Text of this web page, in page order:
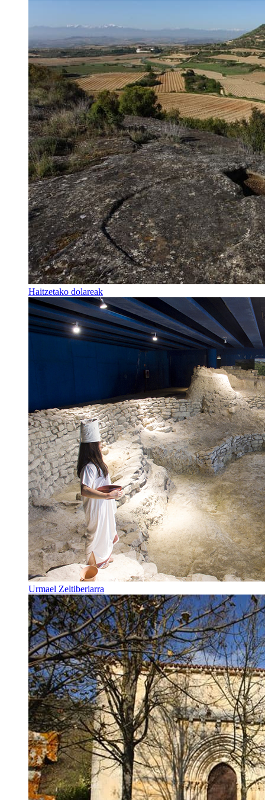
Haitzetako dolareak
Urmael Zeltiberiarra